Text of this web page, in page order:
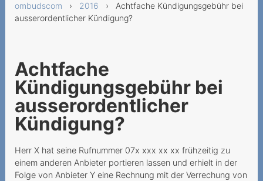
ombudscom › 2016 › Achtfache Kündigungsgebühr bei
ausserordentlicher Kündigung?
Achtfache
Kündigungsgebühr bei
ausserordentlicher
Kündigung?
Herr X hat seine Rufnummer 07x xxx xx xx frühzeitig zu
einem anderen Anbieter portieren lassen und erhielt in der
Folge von Anbieter Y eine Rechnung mit der Verrechung von
Vertragliche Vereinbarung
von diversen
Mobilgeräten
Neue AGB für
Geschäftskunden nicht
anwendbar
Auszahlung von
Restguthaben einer
Prepaidkarte